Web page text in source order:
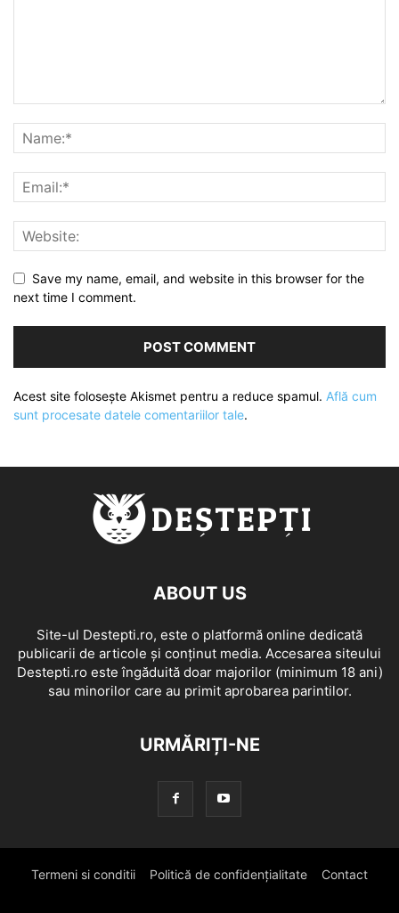
Save my name, email, and website in this browser for the
next time I comment.
Acest site folosește Akismet pentru a reduce spamul. Află cum
sunt procesate datele comentariilor tale.
ABOUT US
Site-ul Destepti.ro, este o platformă online dedicată
publicarii de articole și conținut media. Accesarea siteului
Destepti.ro este îngăduită doar majorilor (minimum 18 ani)
sau minorilor care au primit aprobarea parintilor.
URMĂRIȚI-NE
Termeni si conditii Politică de confidențialitate Contact